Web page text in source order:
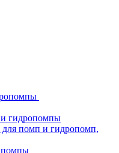
гидропомпы
для помп и гидропомп,